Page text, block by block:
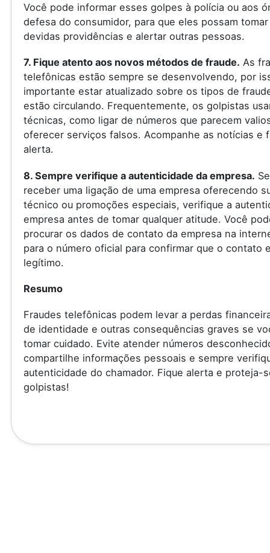
Você pode informar esses golpes à polícia ou aos
defesa do consumidor, para que eles possam tomar
devidas providências e alertar outras pessoas.
7. Fique atento aos novos métodos de fraude. As
telefônicas estão sempre se desenvolvendo, por
importante estar atualizado sobre os tipos de
estão circulando. Frequentemente, os golpistas
técnicas, como ligar de números que parecem
oferecer serviços falsos. Acompanhe as notícias e
alerta.
8. Sempre verifique a autenticidade da empresa.
receber uma ligação de uma empresa oferecendo
técnico ou promoções especiais, verifique a
empresa antes de tomar qualquer atitude. Você
procurar os dados de contato da empresa na
para o número oficial para confirmar que o contato
legítimo.
Resumo
Fraudes telefônicas podem levar a perdas
de identidade e outras consequências graves se
tomar cuidado. Evite atender números
compartilhe informações pessoais e sempre
autenticidade do chamador. Fique alerta e proteja-
golpistas!